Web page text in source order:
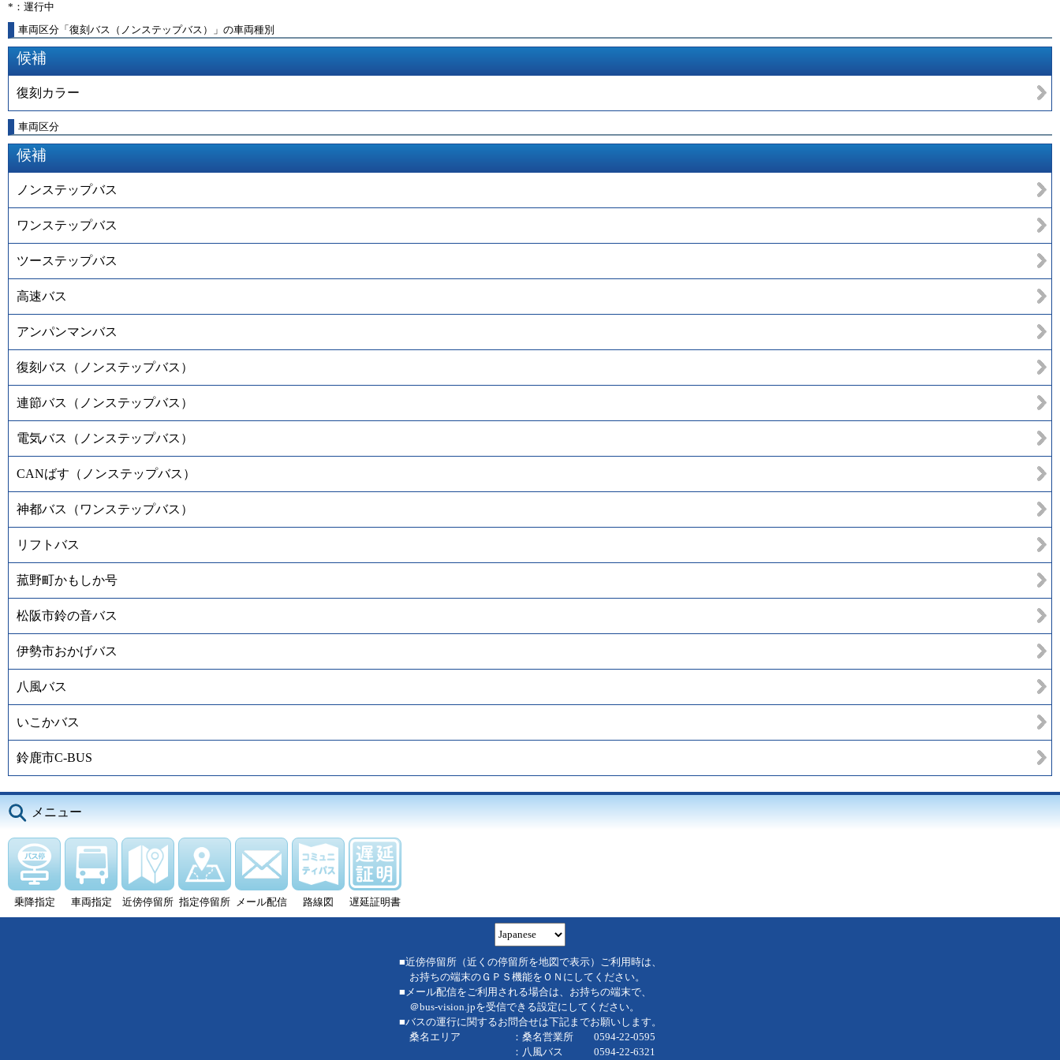
*：運行中
車両区分「復刻バス（ノンステップバス）」の車両種別
候補
復刻カラー
車両区分
候補
ノンステップバス
ワンステップバス
ツーステップバス
高速バス
アンパンマンバス
復刻バス（ノンステップバス）
連節バス（ノンステップバス）
電気バス（ノンステップバス）
CANばす（ノンステップバス）
神都バス（ワンステップバス）
リフトバス
菰野町かもしか号
松阪市鈴の音バス
伊勢市おかげバス
八風バス
いこかバス
鈴鹿市C-BUS
メニュー
乗降指定 車両指定 近傍停留所 指定停留所 メール配信 路線図 遅延証明書
■近傍停留所（近くの停留所を地図で表示）ご利用時は、
お持ちの端末のＧＰＳ機能をＯＮにしてください。
■メール配信をご利用される場合は、お持ちの端末で、
＠bus-vision.jpを受信できる設定にしてください。
■バスの運行に関するお問合せは下記までお願いします。
桑名エリア ：桑名営業所 0594-22-0595
：八風バス 0594-22-6321